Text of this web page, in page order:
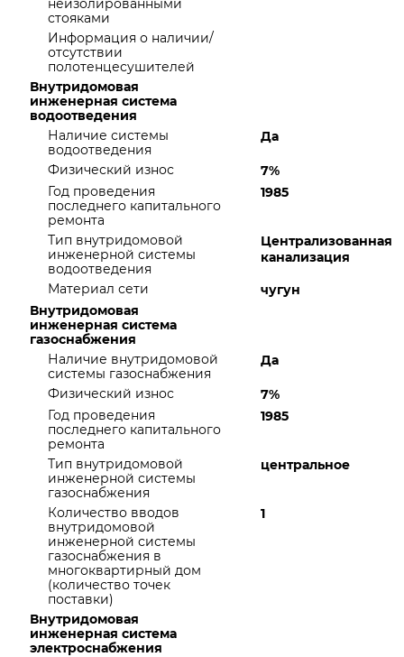
неизолированными
стояками
Информация о наличии/
отсутствии
полотенцесушителей
Внутридомовая
инженерная система
водоотведения
Наличие системы
водоотведения
Да
Физический износ
7%
Год проведения
последнего капитального
ремонта
1985
Тип внутридомовой
инженерной системы
водоотведения
Централизованная
канализация
Материал сети
чугун
Внутридомовая
инженерная система
газоснабжения
Наличие внутридомовой
системы газоснабжения
Да
Физический износ
7%
Год проведения
последнего капитального
ремонта
1985
Тип внутридомовой
инженерной системы
газоснабжения
центральное
Количество вводов
внутридомовой
инженерной системы
газоснабжения в
многоквартирный дом
(количество точек
поставки)
1
Внутридомовая
инженерная система
электроснабжения